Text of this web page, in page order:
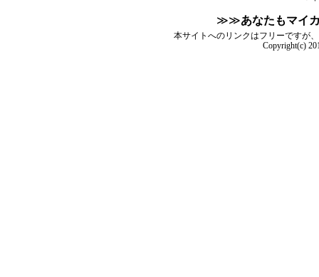
≫≫あなたもマイ
本サイトへのリンクはフリーですが
Copyright(c)